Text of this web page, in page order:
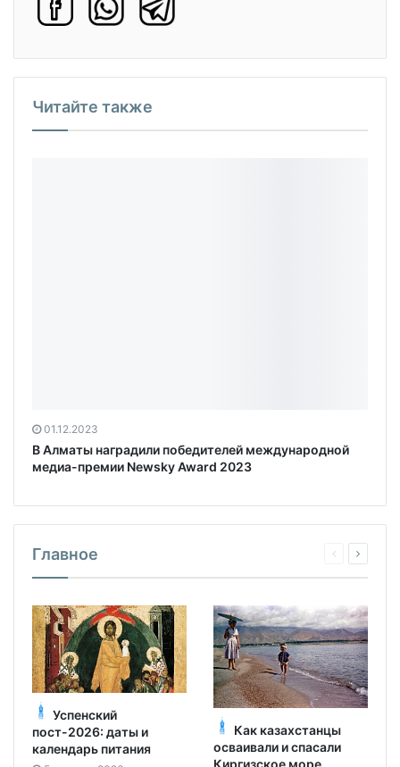
Читайте также
01.12.2023
В Алматы наградили победителей международной
медиа-премии Newsky Award 2023
Главное
Успенский
пост-2026: даты и
календарь питания
Как казахстанцы
осваивали и спасали